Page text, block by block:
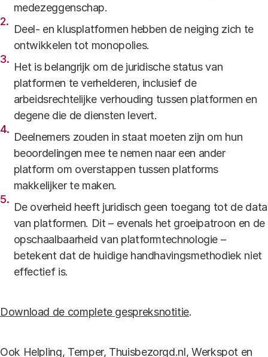
medezeggenschap.
Deel- en klusplatformen hebben de neiging zich te
ontwikkelen tot monopolies.
Het is belangrijk om de juridische status van
platformen te verhelderen, inclusief de
arbeidsrechtelijke verhouding tussen platformen en
degene die de diensten levert.
Deelnemers zouden in staat moeten zijn om hun
beoordelingen mee te nemen naar een ander
platform om overstappen tussen platforms
makkelijker te maken.
De overheid heeft juridisch geen toegang tot de data
van platformen. Dit – evenals het groeipatroon en de
opschaalbaarheid van platformtechnologie –
betekent dat de huidige handhavingsmethodiek niet
effectief is.
Download de complete gespreksnotitie.
Ook Helpling, Temper, Thuisbezorgd.nl, Werkspot en